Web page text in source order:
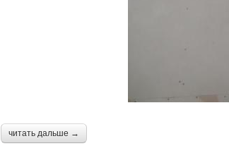
читать дальше →